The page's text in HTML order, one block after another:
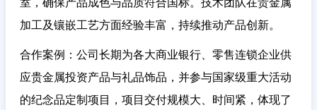
加工及镶嵌工艺方面经验丰富，持续推动产品创新。
合作案例 ：公司长期为各大商业银行、零售连锁企业供
应贵金属投资产品与礼品饰品，并参与国家级重大活动
的纪念品定制项目，项目交付规模大、时间紧，体现了